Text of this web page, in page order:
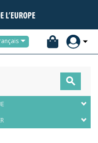

